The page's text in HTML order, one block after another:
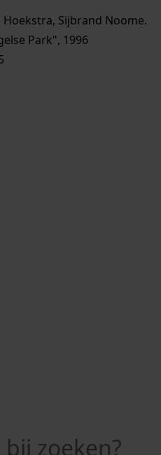
Sijbrand Noome.
Park", 1996
zoeken?